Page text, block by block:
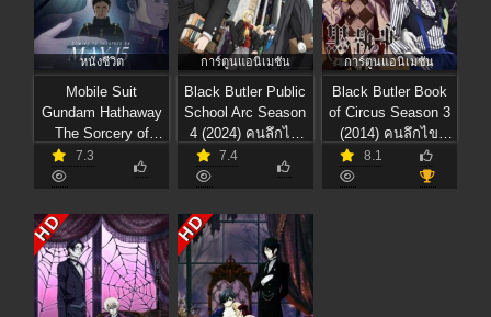
หนังชีวิต
Mobile Suit
Gundam Hathaway
The Sorcery of
Nymph Circe (2026)
โมบิลสูท กันดั้ม ฮา
รี ออฟ นิมฟ์ เซอร์ซี
7.3
การ์ตูนแอนิเมชัน
Black Butler Public
School Arc Season
4 (2024) คนลึกไข
ปริศนาลับ ภาค 4
7.4
การ์ตูนแอนิเมชัน
Black Butler Book
of Circus Season 3
(2014) คนลึกไข
ปริศนาลับ ภาค 3
8.1
HD HD